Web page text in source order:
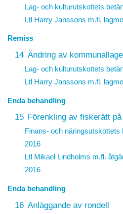
Lag- och kulturutskottets
Ltl Harry Janssons m.fl.
Remiss
14 Ändring av
Lag- och kulturutskottets
Ltl Harry Janssons m.fl.
Enda behandling
15 Förenkling av fiskerätt
Finans- och
2016
Ltl Mikael Lindholms m.fl.
2016
Enda behandling
16 Anläggande av rondell